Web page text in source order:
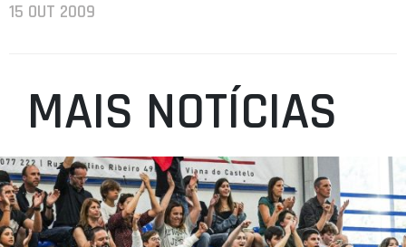
15 OUT 2009
MAIS NOTÍCIAS